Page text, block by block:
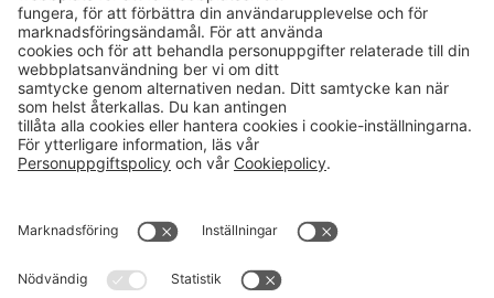
Karriär
Kalender
Verksamheter
Om Hushållningssällskapet
Hushållningssällskapens